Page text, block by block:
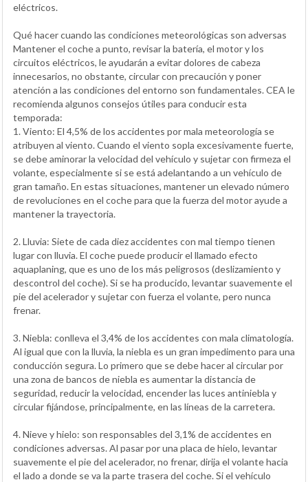
eléctricos.
Qué hacer cuando las condiciones meteorológicas son adversas
Mantener el coche a punto, revisar la batería, el motor y los
circuitos eléctricos, le ayudarán a evitar dolores de cabeza
innecesarios, no obstante, circular con precaución y poner
atención a las condiciones del entorno son fundamentales. CEA le
recomienda algunos consejos útiles para conducir esta
temporada:
1. Viento: El 4,5% de los accidentes por mala meteorología se
atribuyen al viento. Cuando el viento sopla excesivamente fuerte,
se debe aminorar la velocidad del vehículo y sujetar con firmeza el
volante, especialmente si se está adelantando a un vehículo de
gran tamaño. En estas situaciones, mantener un elevado número
de revoluciones en el coche para que la fuerza del motor ayude a
mantener la trayectoria.
2. Lluvia: Siete de cada diez accidentes con mal tiempo tienen
lugar con lluvia. El coche puede producir el llamado efecto
aquaplaning, que es uno de los más peligrosos (deslizamiento y
descontrol del coche). Si se ha producido, levantar suavemente el
pie del acelerador y sujetar con fuerza el volante, pero nunca
frenar.
3. Niebla: conlleva el 3,4% de los accidentes con mala climatología.
Al igual que con la lluvia, la niebla es un gran impedimento para una
conducción segura. Lo primero que se debe hacer al circular por
una zona de bancos de niebla es aumentar la distancia de
seguridad, reducir la velocidad, encender las luces antiniebla y
circular fijándose, principalmente, en las líneas de la carretera.
4. Nieve y hielo: son responsables del 3,1% de accidentes en
condiciones adversas. Al pasar por una placa de hielo, levantar
suavemente el pie del acelerador, no frenar, dirija el volante hacia
el lado a donde se va la parte trasera del coche. Si el vehículo